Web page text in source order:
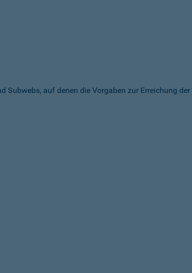
Subwebs, auf denen die Vorgaben zur Erreichung